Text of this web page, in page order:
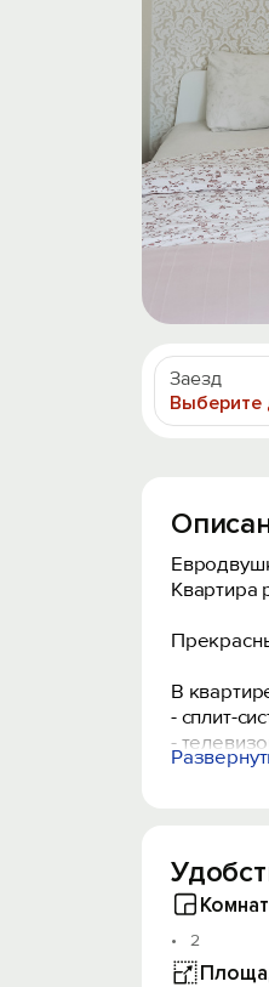
Заезд
Выберите
Квартира
В
- сплит-
-
-
Из
-
-
Комнат
2